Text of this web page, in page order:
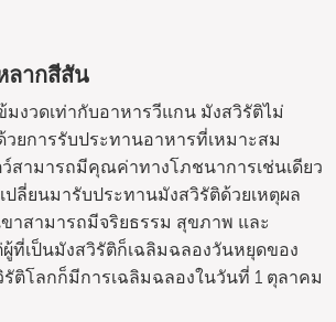
ลากสีสัน
มงวดเท่ากับอาหารวีแกน มังสวิรัติไม่
ยการรับประทานอาหารที่เหมาะสม
สามารถมีคุณค่าทางโภชนาการเช่นเดียว
ลี่ยนมารับประทานมังสวิรัติด้วยเหตุผล
าสามารถมีจริยธรรม สุขภาพ และ
ที่เป็นมังสวิรัติก็เฉลิมฉลองวันหยุดของ
ติโลกก็มีการเฉลิมฉลองในวันที่ 1 ตุลาคม